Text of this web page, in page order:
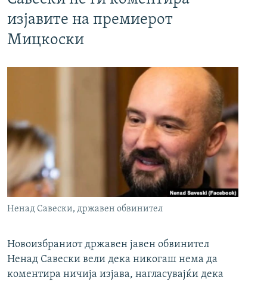
изјавите на премиерот
Мицкоски
Ненад Савески, државен обвинител
Новоизбраниот државен јавен обвинител
Ненад Савески вели дека никогаш нема да
коментира ничија изјава, нагласувајќи дека